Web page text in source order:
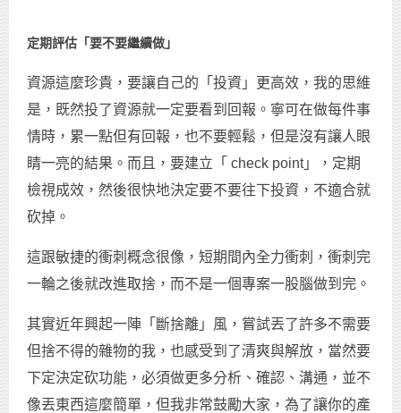
定期評估「要不要繼續做」
資源這麼珍貴，要讓自己的「投資」更高效，我的思維
是，既然投了資源就一定要看到回報。寧可在做每件事
情時，累一點但有回報，也不要輕鬆，但是沒有讓人眼
睛一亮的結果。而且，要建立「 check point」，定期
檢視成效，然後很快地決定要不要往下投資，不適合就
砍掉。
這跟敏捷的衝刺概念很像，短期間內全力衝刺，衝刺完
一輪之後就改進取捨，而不是一個專案一股腦做到完。
其實近年興起一陣「斷捨離」風，嘗試丟了許多不需要
但捨不得的雜物的我，也感受到了清爽與解放，當然要
下定決定砍功能，必須做更多分析、確認、溝通，並不
像丟東西這麼簡單，但我非常鼓勵大家，為了讓你的產